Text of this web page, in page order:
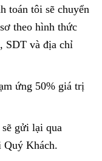
toán tôi sẽ chuyển
theo hình thức
SDT và địa chỉ
ứng 50% giá trị
gửi lại qua
Quý Khách.